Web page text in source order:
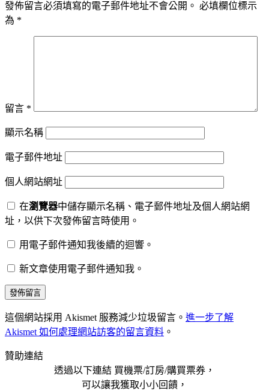
發佈留言必須填寫的電子郵件地址不會公開。 必填欄位標示
為 *
留言 *
顯示名稱
電子郵件地址
個人網站網址
在瀏覽器中儲存顯示名稱、電子郵件地址及個人網站網
址，以供下次發佈留言時使用。
用電子郵件通知我後續的迴響。
新文章使用電子郵件通知我。
這個網站採用 Akismet 服務減少垃圾留言。 進一步了解
Akismet 如何處理網站訪客的留言資料 。
贊助連結
透過以下連結 買機票/訂房/購買票券，
可以讓我獲取小小回饋，